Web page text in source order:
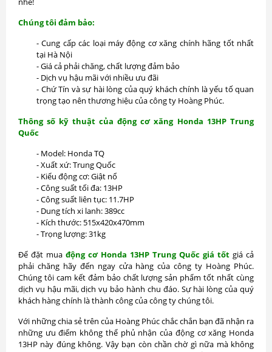
Chúng tôi đảm bảo:
- Cung cấp các loại máy động cơ xăng chính hãng tốt nhất
tại Hà Nội
- Giá cả phải chăng, chất lượng đảm bảo
- Dịch vụ hậu mãi với nhiều ưu đãi
- Chứ Tín và sự hài lòng của quý khách chính là yếu tố quan
trọng tạo nên thương hiệu của công ty Hoàng Phúc.
Thông số kỹ thuật của động cơ xăng Honda 13HP Trung
Quốc
- Model: Honda TQ
- Xuất xứ: Trung Quốc
- Kiểu động cơ: Giật nổ
- Công suất tối đa: 13HP
- Công suất liên tục: 11.7HP
- Dung tích xi lanh: 389cc
- Kích thước: 515x420x470mm
- Trọng lượng: 31kg
Để đặt mua động cơ Honda 13HP Trung Quốc giá tốt giá cả
phải chăng hãy đến ngay cửa hàng của công ty Hoàng Phúc.
Chúng tôi cam kết đảm bảo chất lượng sản phẩm tốt nhất cùng
dịch vụ hậu mãi, dịch vụ bảo hành chu đáo. Sự hài lòng của quý
khách hàng chính là thành công của công ty chúng tôi.
Với những chia sẻ trên của Hoàng Phúc chắc chắn bạn đã nhận ra
những ưu điểm không thể phủ nhận của động cơ xăng Honda
13HP này đúng không. Vậy bạn còn chần chờ gì nữa mà không